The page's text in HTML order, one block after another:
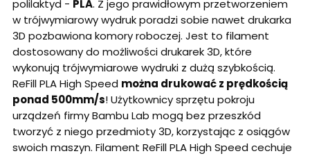
polilaktyd - PLA. Z jego prawidłowym przetworzeniem
w trójwymiarowy wydruk poradzi sobie nawet drukarka
3D pozbawiona komory roboczej. Jest to filament
dostosowany do możliwości drukarek 3D, które
wykonują trójwymiarowe wydruki z dużą szybkością.
ReFill PLA High Speed można drukować z prędkością
ponad 500mm/s! Użytkownicy sprzętu pokroju
urządzeń firmy Bambu Lab mogą bez przeszkód
tworzyć z niego przedmioty 3D, korzystając z osiągów
swoich maszyn. Filament ReFill PLA High Speed cechuje